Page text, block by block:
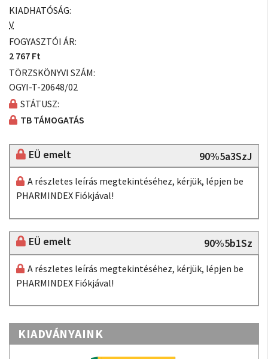
KIADHATÓSÁG:
V
FOGYASZTÓI ÁR:
2 767 Ft
TÖRZSKÖNYVI SZÁM:
OGYI-T-20648/02
STÁTUSZ:
TB TÁMOGATÁS
EÜ emelt 90%5a3SzJ
A részletes leírás megtekintéséhez, kérjük, lépjen be
PHARMINDEX Fiókjával!
EÜ emelt 90%5b1Sz
A részletes leírás megtekintéséhez, kérjük, lépjen be
PHARMINDEX Fiókjával!
KIADVÁNYAINK